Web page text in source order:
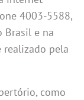
4003-5588,
Brasil e na
realizado pela
como